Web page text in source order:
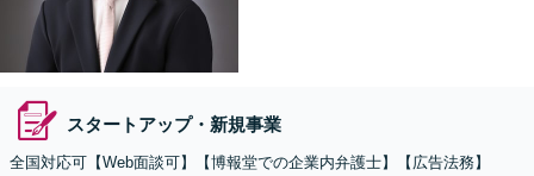
スタートアップ・新規事業
全国対応可【Web面談可】【博報堂での企業内弁護士】【広告法務】